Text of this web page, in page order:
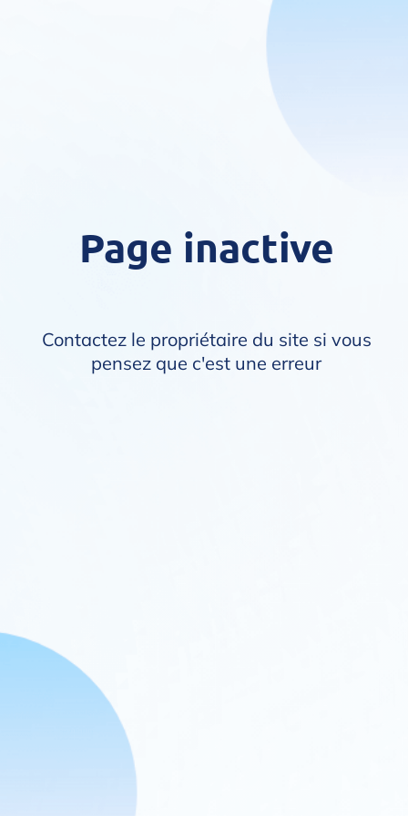
Page inactive
Contactez le propriétaire du site si vous
pensez que c'est une erreur